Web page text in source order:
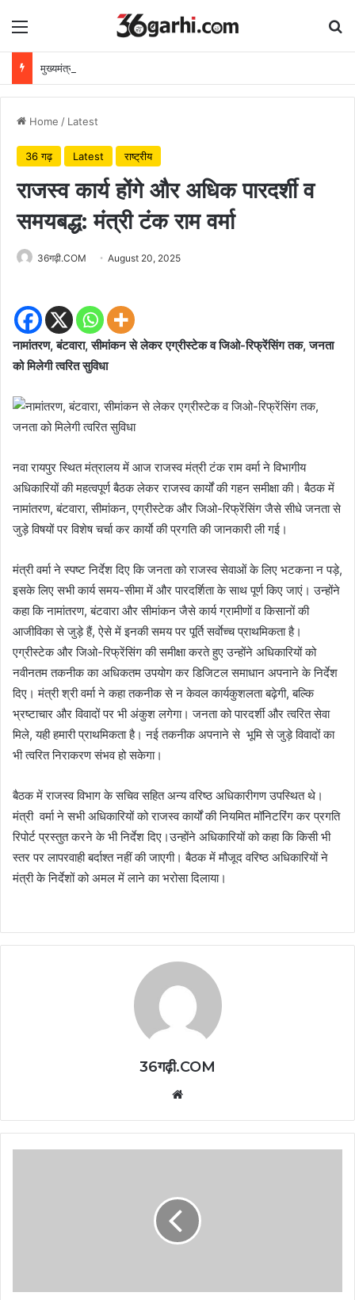
Menu
Home / Latest
36 गढ़ Latest राष्ट्रीय
राजस्व कार्य होंगे और अधिक पारदर्शी व
समयबद्ध: मंत्री टंक राम वर्मा
36गढ़ी.COM August 20, 2025
नामांतरण, बंटवारा, सीमांकन से लेकर एग्रीस्टेक व जिओ-रिफ्रेंसिंग तक, जनता
को मिलेगी त्वरित सुविधा
नवा रायपुर स्थित मंत्रालय में आज राजस्व मंत्री टंक राम वर्मा ने विभागीय
अधिकारियों की महत्वपूर्ण बैठक लेकर राजस्व कार्यों की गहन समीक्षा की। बैठक में
नामांतरण, बंटवारा, सीमांकन, एग्रीस्टेक और जिओ-रिफ्रेंसिंग जैसे सीधे जनता से
जुड़े विषयों पर विशेष चर्चा कर कार्याे की प्रगति की जानकारी ली गई।
मंत्री वर्मा ने स्पष्ट निर्देश दिए कि जनता को राजस्व सेवाओं के लिए भटकना न पड़े,
इसके लिए सभी कार्य समय-सीमा में और पारदर्शिता के साथ पूर्ण किए जाएं। उन्होंने
कहा कि नामांतरण, बंटवारा और सीमांकन जैसे कार्य ग्रामीणों व किसानों की
आजीविका से जुड़े हैं, ऐसे में इनकी समय पर पूर्ति सर्वाेच्च प्राथमिकता है।
एग्रीस्टेक और जिओ-रिफ्रेंसिंग की समीक्षा करते हुए उन्होंने अधिकारियों को
नवीनतम तकनीक का अधिकतम उपयोग कर डिजिटल समाधान अपनाने के निर्देश
दिए। मंत्री श्री वर्मा ने कहा तकनीक से न केवल कार्यकुशलता बढ़ेगी, बल्कि
भ्रष्टाचार और विवादों पर भी अंकुश लगेगा। जनता को पारदर्शी और त्वरित सेवा
मिले, यही हमारी प्राथमिकता है। नई तकनीक अपनाने से भूमि से जुड़े विवादों का
भी त्वरित निराकरण संभव हो सकेगा।
बैठक में राजस्व विभाग के सचिव सहित अन्य वरिष्ठ अधिकारीगण उपस्थित थे।
मंत्री वर्मा ने सभी अधिकारियों को राजस्व कार्यों की नियमित मॉनिटरिंग कर प्रगति
रिपोर्ट प्रस्तुत करने के भी निर्देश दिए।उन्होंने अधिकारियों को कहा कि किसी भी
स्तर पर लापरवाही बर्दाश्त नहीं की जाएगी। बैठक में मौजूद वरिष्ठ अधिकारियों ने
मंत्री के निर्देशों को अमल में लाने का भरोसा दिलाया।
36गढ़ी.COM